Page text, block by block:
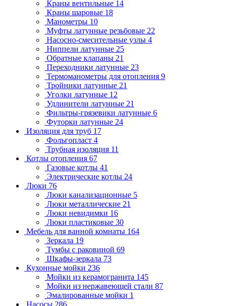
Краны вентильные 14
Краны шаровые 18
Манометры 10
Муфты латунные резьбовые 22
Насосно-смесительные узлы 4
Ниппели латунные 25
Обратные клапаны 21
Переходники латунные 23
Термоманометры для отопления 9
Тройники латунные 21
Уголки латунные 12
Удлинители латунные 21
Фильтры-грязевики латунные 6
Футорки латунные 24
Изоляция для труб 17
Фольгопласт 4
Трубная изоляция 11
Котлы отопления 67
Газовые котлы 41
Электрические котлы 24
Люки 76
Люки канализационные 5
Люки металлические 21
Люки невидимки 16
Люки пластиковые 30
Мебель для ванной комнаты 164
Зеркала 19
Тумбы с раковиной 69
Шкафы-зеркала 73
Кухонные мойки 236
Мойки из керамогранита 145
Мойки из нержавеющей стали 87
Эмалированные мойки 1
Насосы 286